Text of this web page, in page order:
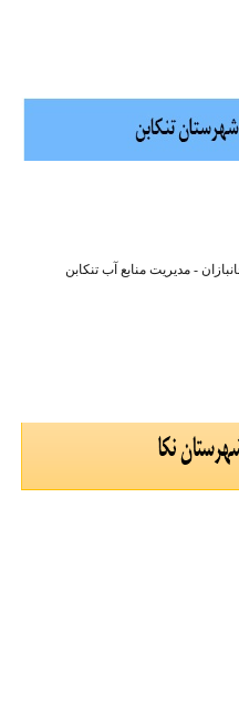
- مدیریت منابع آبتنکابن